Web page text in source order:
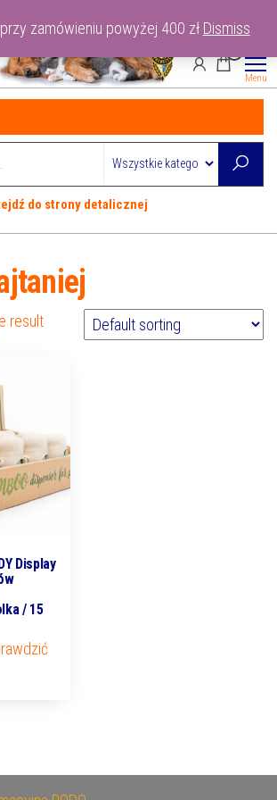
Menu
do strony detalicznej
result
Display
/ 15
zamówieniu powyżej 400 zł Dismiss